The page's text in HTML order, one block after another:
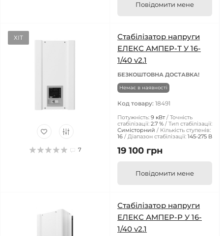
Повідомити мене
ХІТ
7
Стабілізатор напруги
ЕЛЕКС АМПЕР-Т У 16-
1/40 v2.1
БЕЗКОШТОВНА ДОСТАВКА!
Немає в наявності
Код товару: 18491
Потужність: 9 кВт
Точність
стабілізації: 2.7 %
Тип стабілізації:
Симісторний
Кількість ступенів:
16
Діапазон стабілізації: 145-275 В
19 100 грн
Повідомити мене
Стабілізатор напруги
ЕЛЕКС АМПЕР-Р У 16-
1/40 v2.1